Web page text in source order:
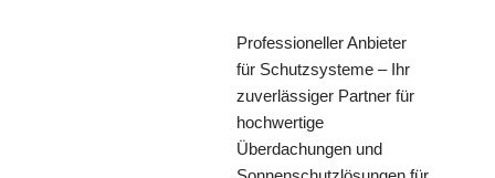
Professioneller Anbieter
für Schutzsysteme – Ihr
zuverlässiger Partner für
hochwertige
Überdachungen und